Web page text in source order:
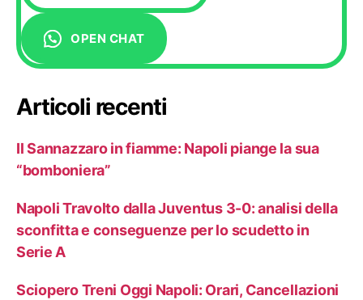
OPEN CHAT
Articoli recenti
Il Sannazzaro in fiamme: Napoli piange la sua
“bomboniera”
Napoli Travolto dalla Juventus 3-0: analisi della
sconfitta e conseguenze per lo scudetto in
Serie A
Sciopero Treni Oggi Napoli: Orari, Cancellazioni